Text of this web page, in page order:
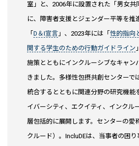
室」と、2006年に設置された「男女共
に、障害者支援とジェンダー平等を推
「 D＆I宣言 」、2023年には「 性的指向
関する学生のための行動ガイドライン
施策とともにインクルーシブなキャン
きました。多様性包摂共創センターで
統合するとともに関連分野の研究機能
イバーシティ、エクイティ、インクル
層包括的に展開します。センターの愛
クルード）。IncluDEは、当事者の困